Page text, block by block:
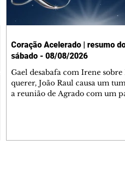
Coração Acelerado | resumo
sábado - 08/08/2026
Gael desabafa com Irene sobre
querer, João Raul causa um
a reunião de Agrado com um